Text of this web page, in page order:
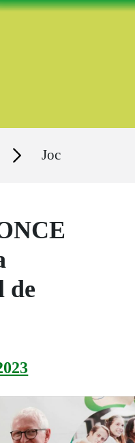
Secciones Joc
de